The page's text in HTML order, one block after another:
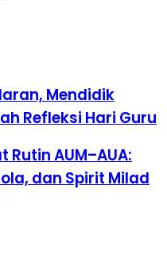
Mendidik
Refleksi Hari Guru
Rutin AUM–AUA:
dan Spirit Milad